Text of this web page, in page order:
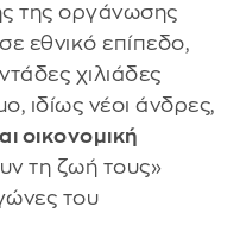
της οργάνωσης
εθνικό επίπεδο,
χιλιάδες
ιδίως νέοι άνδρες,
οικονομική
τη ζωή τους»
του